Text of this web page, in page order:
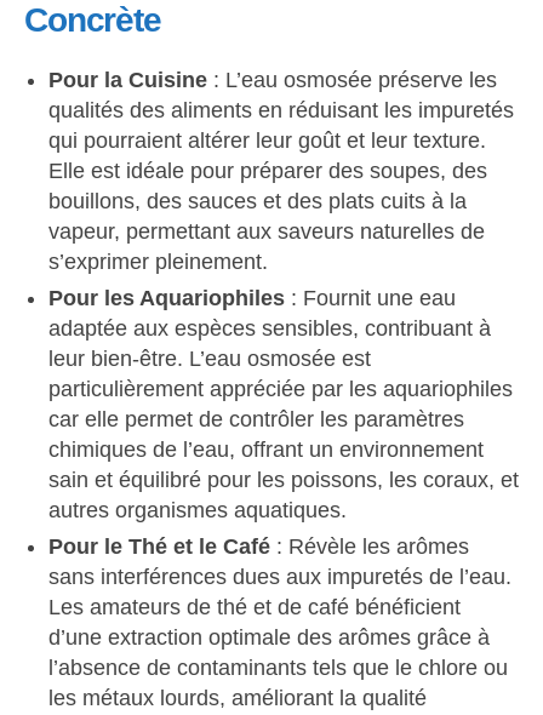
Concrète
Pour la Cuisine : L’eau osmosée préserve les
qualités des aliments en réduisant les impuretés
qui pourraient altérer leur goût et leur texture.
Elle est idéale pour préparer des soupes, des
bouillons, des sauces et des plats cuits à la
vapeur, permettant aux saveurs naturelles de
s’exprimer pleinement.
Pour les Aquariophiles : Fournit une eau
adaptée aux espèces sensibles, contribuant à
leur bien-être. L’eau osmosée est
particulièrement appréciée par les aquariophiles
car elle permet de contrôler les paramètres
chimiques de l’eau, offrant un environnement
sain et équilibré pour les poissons, les coraux, et
autres organismes aquatiques.
Pour le Thé et le Café : Révèle les arômes
sans interférences dues aux impuretés de l’eau.
Les amateurs de thé et de café bénéficient
d’une extraction optimale des arômes grâce à
l’absence de contaminants tels que le chlore ou
les métaux lourds, améliorant la qualité